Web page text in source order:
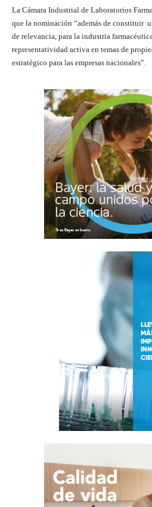
La Cámara Industrial de Laboratorios
que la nominación “además de constituir
de relevancia, para la industria
representatividad activa en temas de
estratégico para las empresas nacionales”.